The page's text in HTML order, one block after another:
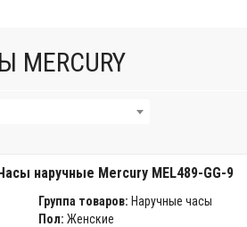
наручные Mercury MEL489-GG-9
Группа товаров: Наручные часы
Пол: Женские